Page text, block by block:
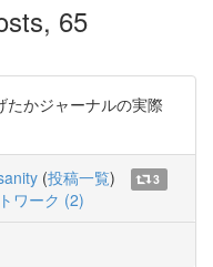
65
たかジャーナルの実際
(投稿一覧)
3
ワーク (2)